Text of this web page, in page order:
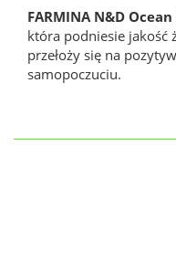
FARMINA N&D
która podniesie jakość
przełoży się na
samopoczuciu.